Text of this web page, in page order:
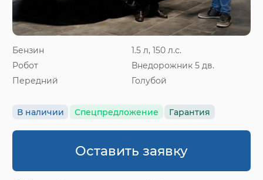
Бензин
1.5 л, 150 л.с.
Робот
Внедорожник 5 дв.
Передний
Голубой
В наличии Спецпредложение Гарантия
Оставить заявку